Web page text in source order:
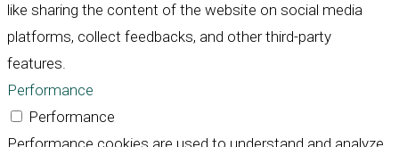
like sharing the content of the website on social media
platforms, collect feedbacks, and other third-party
features.
Performance
Performance